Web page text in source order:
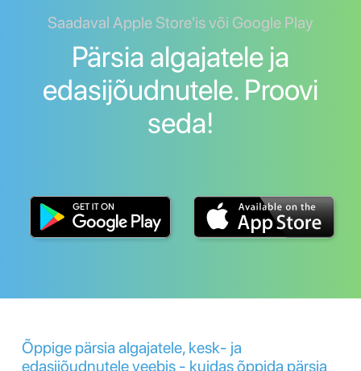
Saadaval Apple Store'is või Google Play
Pärsia algajatele ja
edasijõudnutele. Proovi
seda!
Õppige pärsia algajatele, kesk- ja
edasijõudnutele veebis - kuidas õppida pärsia